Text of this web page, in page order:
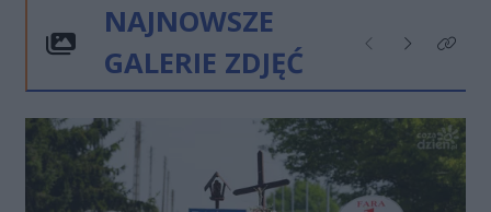
NAJNOWSZE
GALERIE ZDJĘĆ
Poprzednie
NastępneKliknij